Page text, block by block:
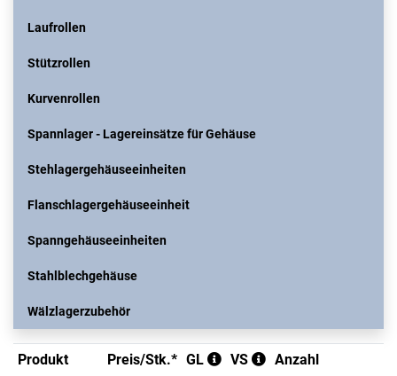
Laufrollen
Stützrollen
Kurvenrollen
Spannlager - Lagereinsätze für Gehäuse
Stehlagergehäuseeinheiten
Flanschlagergehäuseeinheit
Spanngehäuseeinheiten
Stahlblechgehäuse
Wälzlagerzubehör
Produkt Preis/Stk.* GL VS Anzahl